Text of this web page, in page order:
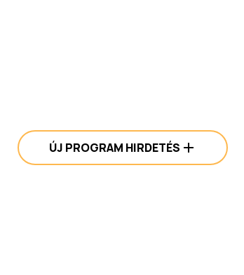
ÚJ PROGRAM HIRDETÉS